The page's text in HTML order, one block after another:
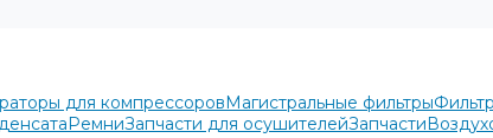
для компрессоровМагистральные фильтры
РемниЗапчасти для осушителейЗапчасти